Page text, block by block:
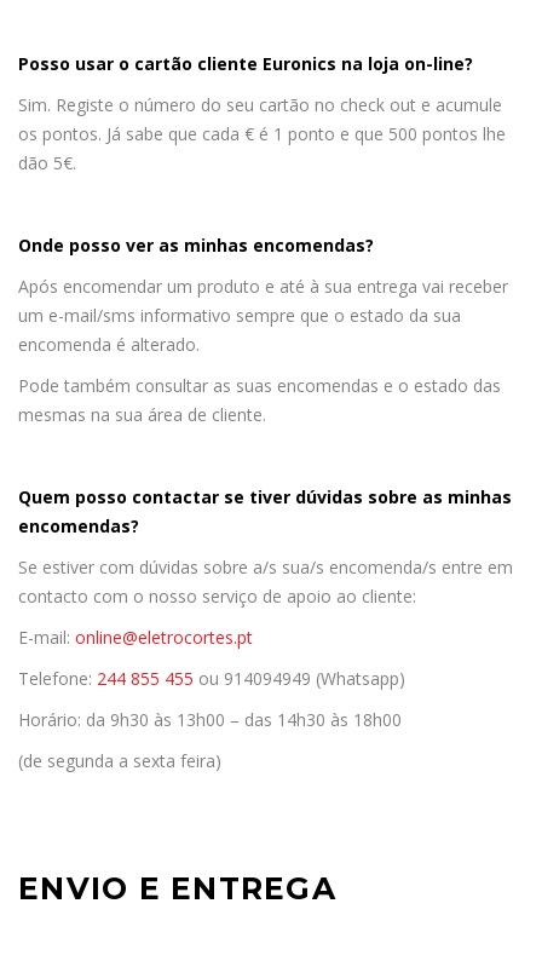
Posso usar o cartão cliente Euronics na loja on-line?
Sim. Registe o número do seu cartão no check out e acumule
os pontos. Já sabe que cada € é 1 ponto e que 500 pontos lhe
dão 5€.
Onde posso ver as minhas encomendas?
Após encomendar um produto e até à sua entrega vai receber
um e-mail/sms informativo sempre que o estado da sua
encomenda é alterado.
Pode também consultar as suas encomendas e o estado das
mesmas na sua área de cliente.
Quem posso contactar se tiver dúvidas sobre as minhas
encomendas?
Se estiver com dúvidas sobre a/s sua/s encomenda/s entre em
contacto com o nosso serviço de apoio ao cliente:
E-mail: online@eletrocortes.pt
Telefone: 244 855 455 ou 914094949 (Whatsapp)
Horário: da 9h30 às 13h00 – das 14h30 às 18h00
(de segunda a sexta feira)
ENVIO E ENTREGA